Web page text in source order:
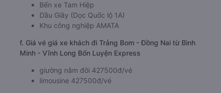
Bến xe Tam Hiệp
Dầu Giây (Dọc Quốc lộ 1A)
Khu công nghiệp AMATA
f. Giá vé giá xe khách đi Trảng Bom - Đồng Nai từ Bình
Minh - Vĩnh Long Bốn Luyện Express
giường nằm đôi 427500đ/vé
limousine 427500đ/vé